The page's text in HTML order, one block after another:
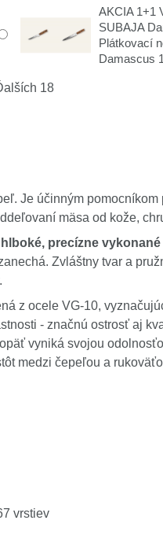
AKCIA 1+1
SUBAJA
Plátkovací
Damascus
18
Je účinným
mäsa od kože,
precízne vykonané
Zvláštny tvar a
z ocele VG-10,
- značnú ostrosť aj
vyniká svojou
medzi čepeľou a
vrstiev